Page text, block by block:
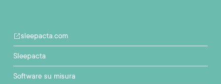
sleepacta.com
Sleepacta
Software su misura